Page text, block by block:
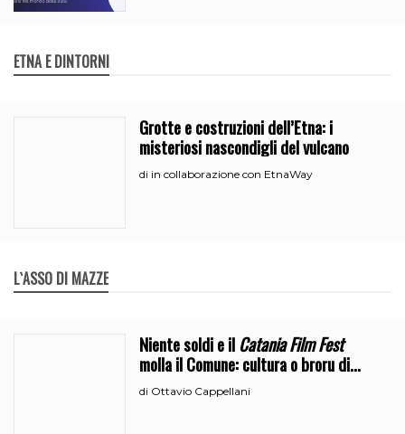
ETNA E DINTORNI
Grotte e costruzioni dell’Etna: i
misteriosi nascondigli del vulcano
di in collaborazione con EtnaWay
L`ASSO DI MAZZE
Niente soldi e ilCatania Film Fest
molla il Comune: cultura o broru di
ciciri?
di Ottavio Cappellani